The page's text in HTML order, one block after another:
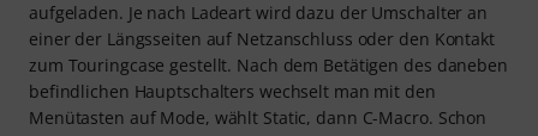
aufgeladen. Je nach Ladeart wird dazu der Umschalter an
einer der Längsseiten auf Netzanschluss oder den Kontakt
zum Touringcase gestellt. Nach dem Betätigen des daneben
befindlichen Hauptschalters wechselt man mit den
Menütasten auf Mode, wählt Static, dann C-Macro. Schon